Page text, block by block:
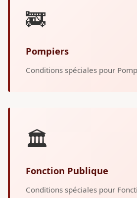
🚒
Pompiers
Conditions spéciales pour
🏛️
Fonction Publique
Conditions spéciales pour